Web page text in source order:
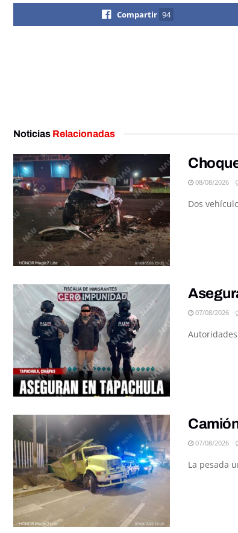
Compartir 94
Noticias Relacionadas
08/08/2026
Dos
07/08/2026
07/08/2026
La pesada